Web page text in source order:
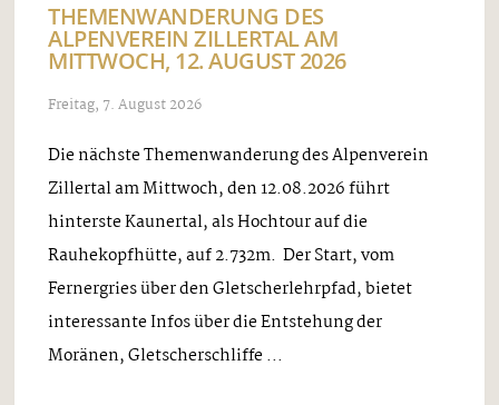
THEMENWANDERUNG DES
ALPENVEREIN ZILLERTAL AM
MITTWOCH, 12. AUGUST 2026
Freitag, 7. August 2026
Die nächste Themenwanderung des Alpenverein
Zillertal am Mittwoch, den 12.08.2026 führt
hinterste Kaunertal, als Hochtour auf die
Rauhekopfhütte, auf 2.732m. Der Start, vom
Fernergries über den Gletscherlehrpfad, bietet
interessante Infos über die Entstehung der
Moränen, Gletscherschliffe ...